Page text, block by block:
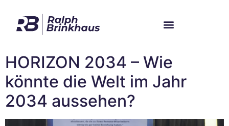
HORIZON 2034 – Wie
könnte die Welt im Jahr
2034 aussehen?